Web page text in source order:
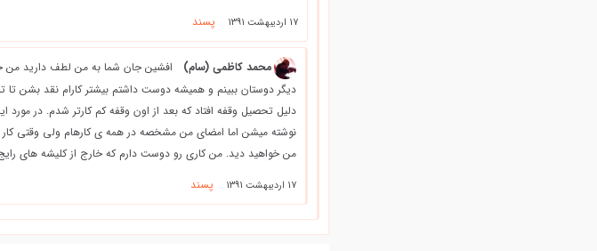
17 اردیبهشت 1391 پسند
محمد کاظمی (سام)
افشین جان شما به من لطف دارید من
دلیل تحصیل وقفه افتاد که بعد از اون وقفه کم کارتر شدم. در
نوشته میشن اما امضای من مشخصه در همه ی کارهام ولی وقتی کار
من خواهید دید. من کاری رو دوست دارم که خارج از کلیشه های
17 اردیبهشت 1391 پسند